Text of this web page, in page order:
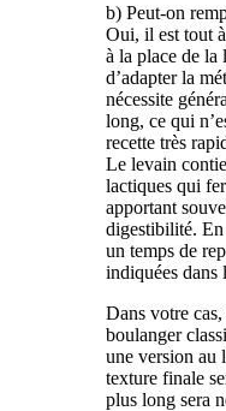
b) Peut-on
Oui, il est tout
à la place de la
d’adapter la
nécessite
long, ce qui
recette très
Le levain
lactiques qui
apportant
digestibilité. En
un temps de
indiquées dans
Dans votre
boulanger
une version au
texture finale
plus long sera